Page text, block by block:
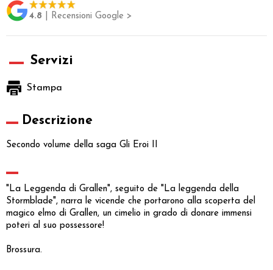
4.8 | Recensioni Google >
Servizi
Stampa
Descrizione
Secondo volume della saga Gli Eroi II
"La Leggenda di Grallen", seguito de "La leggenda della
Stormblade", narra le vicende che portarono alla scoperta del
magico elmo di Grallen, un cimelio in grado di donare immensi
poteri al suo possessore!
Brossura.